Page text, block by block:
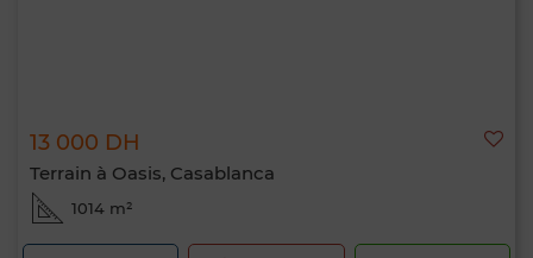
13 000 DH
Terrain à Oasis, Casablanca
1014 m²